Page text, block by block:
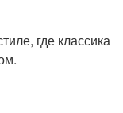
где классика